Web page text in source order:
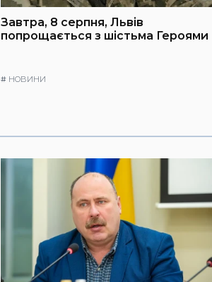
Завтра, 8 серпня, Львів
попрощається з шістьма Героями
# НОВИНИ